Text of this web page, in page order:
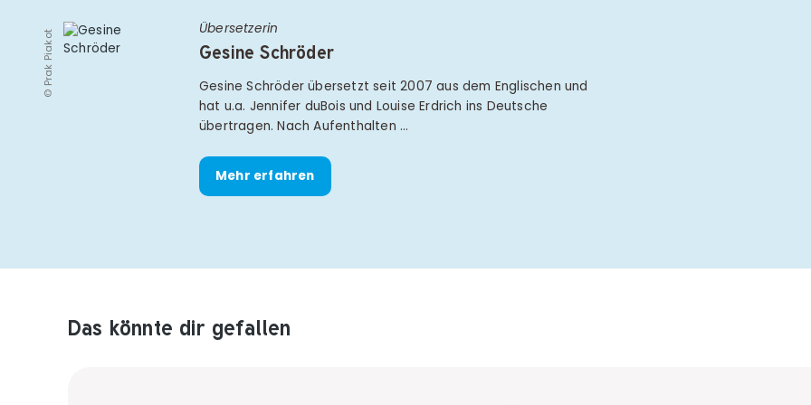
© Prak Piakot
Übersetzerin
Gesine Schröder
Gesine Schröder übersetzt seit 2007 aus dem Englischen und
hat u.a. Jennifer duBois und Louise Erdrich ins Deutsche
übertragen. Nach Aufenthalten …
Mehr erfahren
Produktempfehlungen überspringen
Das könnte dir gefallen